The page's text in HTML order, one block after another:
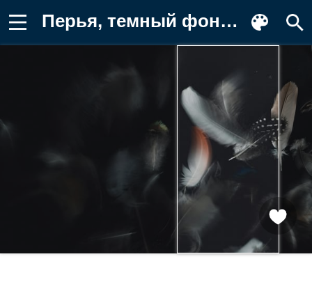
Перья, темный фон, абстракция Фон для телефона